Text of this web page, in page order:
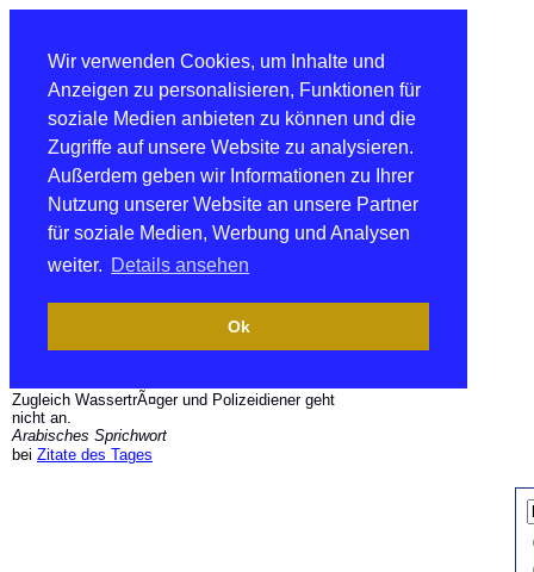
Wir verwenden Cookies, um Inhalte und
Anzeigen zu personalisieren, Funktionen für
soziale Medien anbieten zu können und die
Zugriffe auf unsere Website zu analysieren.
Außerdem geben wir Informationen zu Ihrer
Nutzung unserer Website an unsere Partner
für soziale Medien, Werbung und Analysen
weiter. Details ansehen
Ok
Zugleich WassertrÃ¤ger und Polizeidiener geht
nicht an.
Arabisches Sprichwort
bei Zitate des Tages